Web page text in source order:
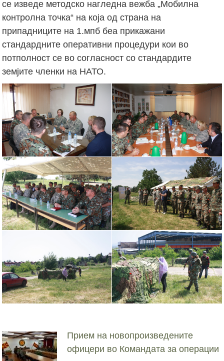
се изведе методско нагледна вежба „Мобилна
контролна точка“ на која од страна на
припадниците на 1.мпб беа прикажани
стандардните оперативни процедури кои во
потполност се во согласност со стандардите
земјите членки на НАТО.
Прием на новопроизведените
офицери во Командата за операции